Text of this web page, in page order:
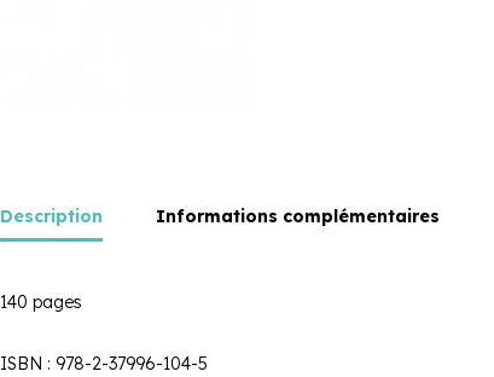
Description Informations complémentaires
140 pages
ISBN : 978-2-37996-104-5